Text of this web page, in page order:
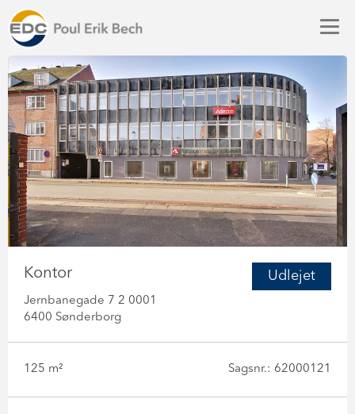
Udlejet
Kontor
Jernbanegade 7 2 0001
6400 Sønderborg
125 m² Sagsnr.: 62000121